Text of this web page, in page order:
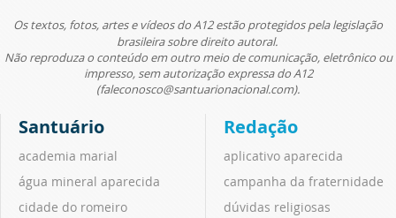
Os textos, fotos, artes e vídeos do A12 estão protegidos pela legislação
brasileira sobre direito autoral.
Não reproduza o conteúdo em outro meio de comunicação, eletrônico ou
impresso, sem autorização expressa do A12
(faleconosco@santuarionacional.com).
Santuário
academia marial
água mineral aparecida
cidade do romeiro
Redação
aplicativo aparecida
campanha da fraternidade
dúvidas religiosas